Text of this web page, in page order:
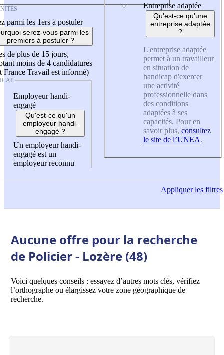
parmi les 1ers à postuler
serez-vous parmi les
premiers à postuler ?
de plus de 15 jours,
moins de 4 candidatures
France Travail est informé)
Employeur handi-
engagé
Qu'est-ce qu'un
employeur handi-
engagé ?
Un employeur handi-
engagé est un
employeur reconnu
Entreprise adaptée
Qu'est-ce qu'une
entreprise adaptée
?
L'entreprise adaptée
permet à un travailleur
en situation de
handicap d'exercer
une activité
professionnelle dans
des conditions
adaptées à ses
capacités. Pour en
savoir plus, consultez
le site de l’UNEA.
Appliquerles filtres
Aucune offre pour la recherche
de Policier - Lozère (48)
Voici quelques conseils : essayez d’autres mots clés, vérifiez
l’orthographe ou élargissez votre zone géographique de
recherche.